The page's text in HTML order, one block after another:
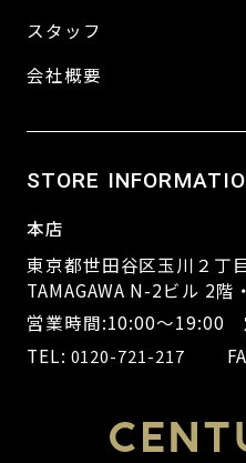
スタッフ
会社概要
STORE
本店
東京都世田谷区玉川２丁
TAMAGAWA N-2ビル 2階
営業時間:10:00～19:00
TEL: 0120-721-217